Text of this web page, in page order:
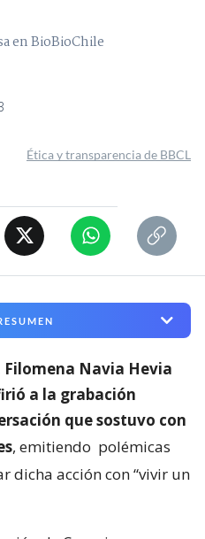
en BioBioChile
Ética y transparencia de BBCL
Filomena Navia Hevia
a la grabación
que sostuvo con
, emitiendo polémicas
dicha acción con “vivir un